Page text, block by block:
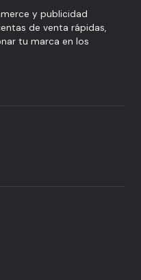
y publicidad
de venta rápidas,
tu marca en los